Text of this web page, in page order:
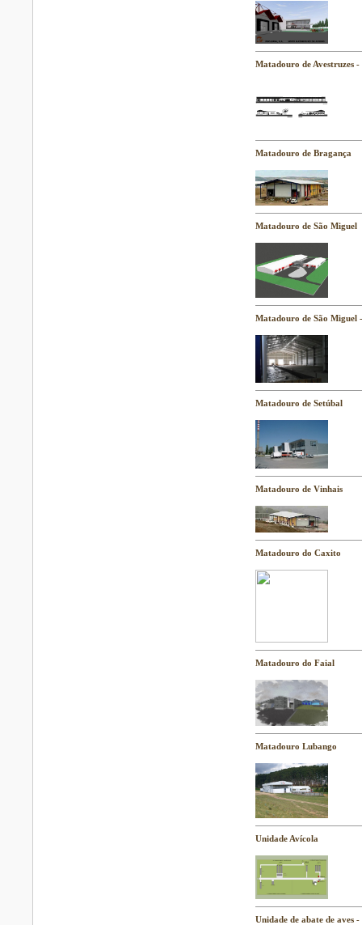
Matadouro de Avestruzes -
Matadouro de Bragança
Matadouro de São Miguel
Matadouro de São Miguel
Matadouro de Setúbal
Matadouro de Vinhais
Matadouro do Caxito
Matadouro do Faial
Matadouro Lubango
Unidade Avícola
Unidade de abate de aves